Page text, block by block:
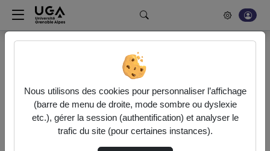
Rechercher un média sur POD
Bonjour, votre serveur vidéo a été mis à jour. Nous sommes
en train de finaliser son optimisation. L'encodage de vos
vidéos fonctionne (ne pas tenir compte du message d'erreur
actuel à la fin de votre encodage).
Nous utilisons des cookies pour personnaliser l’affichage
(barre de menu de droite, mode sombre ou dyslexie
etc.), gérer la session (authentification) et analyser le
trafic du site (pour certaines instances).